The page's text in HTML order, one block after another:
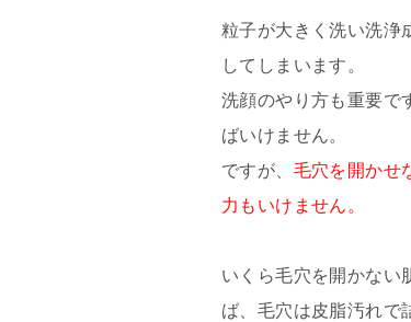
粒子が大きく洗い洗浄
してしまいます。
洗顔のやり方も重要で
ばいけません。
ですが、 毛穴を開かせ
力もいけません。
いくら毛穴を開かない
ば、毛穴は皮脂汚れで